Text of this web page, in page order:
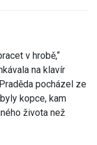
v hrobě,“
na klavír
pocházel ze
kopce, kam
života než